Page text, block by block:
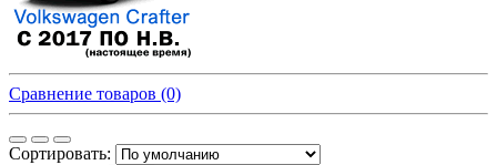
Сравнение товаров (0)
Сортировать: